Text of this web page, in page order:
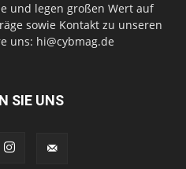
und legen großen Wert auf
sowie Kontakt zu unseren
uns: hi@cybmag.de
SIE UNS